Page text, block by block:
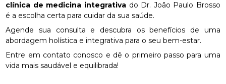
clínica de medicina integrativado Dr. João Paulo Brosso
é a escolha certa para cuidar da sua saúde.
Agende sua consulta e descubra os benefícios de uma
abordagem holística e integrativa para o seu bem-estar.
Entre em contato conosco e dê o primeiro passo para uma
vida mais saudável e equilibrada!